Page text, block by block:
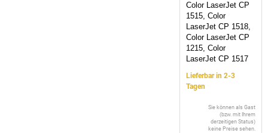
Color LaserJet CP
1515, Color
LaserJet CP 1518,
Color LaserJet CP
1215, Color
LaserJet CP 1517
Lieferbar in 2-3
Tagen
Sie können als Gast
(bzw. mit Ihrem
derzeitigen Status)
keine Preise sehen.